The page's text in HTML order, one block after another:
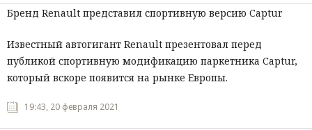
Бренд Renault представил спортивную версию Captur
Известный автогигант Renault презентовал перед
публикой спортивную модификацию паркетника Captur,
который вскоре появится на рынке Европы.
19:43, 20 февраля 2021